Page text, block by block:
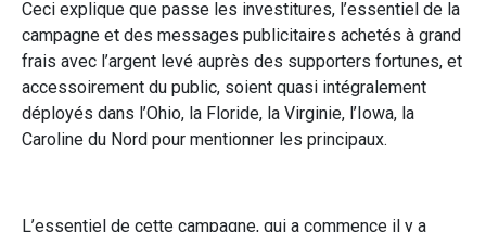
Ceci explique que passe les investitures, l’essentiel de la
campagne et des messages publicitaires achetés à grand
frais avec l’argent levé auprès des supporters fortunes, et
accessoirement du public, soient quasi intégralement
déployés dans l’Ohio, la Floride, la Virginie, l’Iowa, la
Caroline du Nord pour mentionner les principaux.
L’essentiel de cette campagne, qui a commence il y a